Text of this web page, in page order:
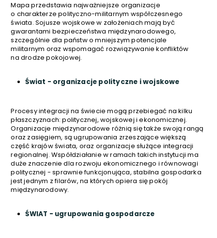
Świat - organizacje polityczne i wojskowe
Mapa przedstawia najważniejsze organizacje
o charakterze polityczno-militarnym współczesnego
świata. Sojusze wojskowe w założeniach mają być
gwarantami bezpieczeństwa międzynarodowego,
szczególnie dla państw o mniejszym potencjale
militarnym oraz wspomagać rozwiązywanie konfliktów
na drodze pokojowej.
ŚWIAT - ugrupowania gospodarcze
Procesy integracji na świecie mogą przebiegać na kilku
płaszczyznach: politycznej, wojskowej i ekonomicznej.
Organizacje międzynarodowe różnią się także swoją rangą
oraz zasięgiem, są ugrupowania zrzeszające większą
część krajów świata, oraz organizacje służące integracji
regionalnej. Współdziałanie w ramach takich instytucji ma
duże znaczenie dla rozwoju ekonomicznego i równowagi
politycznej - sprawnie funkcjonująca, stabilna gospodarka
jest jednym z filarów, na których opiera się pokój
międzynarodowy.